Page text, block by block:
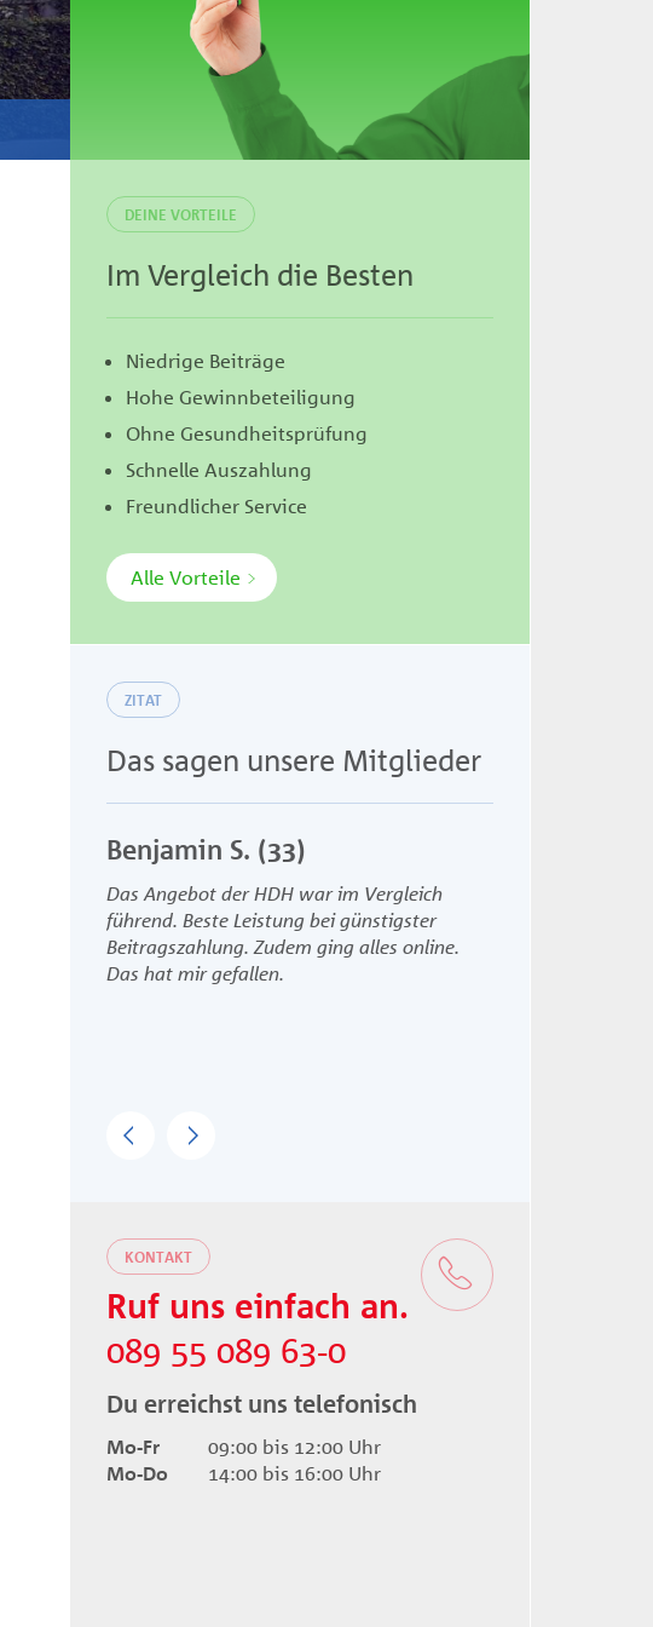
DEINE VORTEILE
Im Vergleich die Besten
Niedrige Beiträge
Hohe Gewinnbeteiligung
Ohne Gesundheitsprüfung
Schnelle Auszahlung
Freundlicher Service
Alle Vorteile
ZITAT
Das sagen unsere Mitglieder
Benjamin S. (33)
Das Angebot der HDH war im Vergleich
führend. Beste Leistung bei günstigster
Beitragszahlung. Zudem ging alles online.
Das hat mir gefallen.
Previous
KONTAKT
Ruf uns einfach an.
089 55 089 63-0
Du erreichst uns telefonisch
Mo-Fr
09:00 bis 12:00 Uhr
Mo-Do
14:00 bis 16:00 Uhr